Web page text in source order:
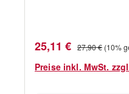
Verkaufspreis:
25,11 € Regulärer Preis:
27,90 € (10%
Preise inkl. MwSt.